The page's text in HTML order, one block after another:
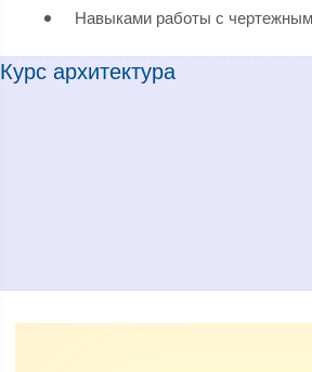
Навыками работы с
Курс архитектура